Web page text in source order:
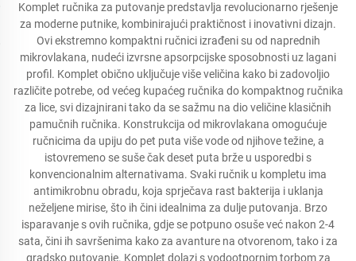
Komplet ručnika za putovanje predstavlja revolucionarno rješenje
za moderne putnike, kombinirajući praktičnost i inovativni dizajn.
Ovi ekstremno kompaktni ručnici izrađeni su od naprednih
mikrovlakana, nudeći izvrsne apsorpcijske sposobnosti uz lagani
profil. Komplet obično uključuje više veličina kako bi zadovoljio
različite potrebe, od većeg kupaćeg ručnika do kompaktnog ručnika
za lice, svi dizajnirani tako da se sažmu na dio veličine klasičnih
pamučnih ručnika. Konstrukcija od mikrovlakana omogućuje
ručnicima da upiju do pet puta više vode od njihove težine, a
istovremeno se suše čak deset puta brže u usporedbi s
konvencionalnim alternativama. Svaki ručnik u kompletu ima
antimikrobnu obradu, koja sprječava rast bakterija i uklanja
neželjene mirise, što ih čini idealnima za dulje putovanja. Brzo
isparavanje s ovih ručnika, gdje se potpuno osuše već nakon 2-4
sata, čini ih savršenima kako za avanture na otvorenom, tako i za
gradsko putovanje. Komplet dolazi s vodootpornim torbom za